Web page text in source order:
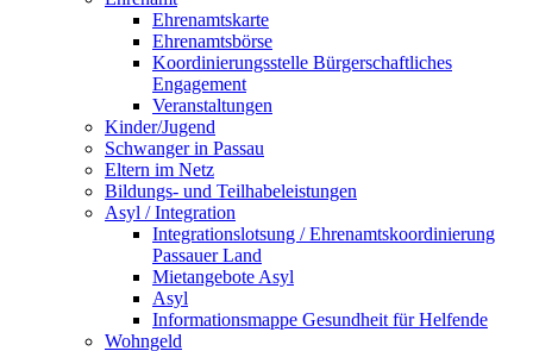
Ehrenamtskarte
Ehrenamtsbörse
Koordinierungsstelle Bürgerschaftliches
Engagement
Veranstaltungen
Kinder/Jugend
Schwanger in Passau
Eltern im Netz
Bildungs- und Teilhabeleistungen
Asyl / Integration
Integrationslotsung / Ehrenamtskoordinierung
Passauer Land
Mietangebote Asyl
Asyl
Informationsmappe Gesundheit für Helfende
Wohngeld